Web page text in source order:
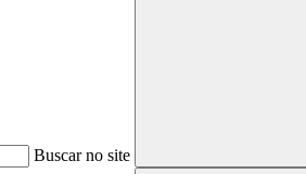
Buscar no site